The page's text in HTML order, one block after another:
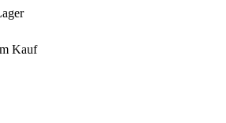
Kauf